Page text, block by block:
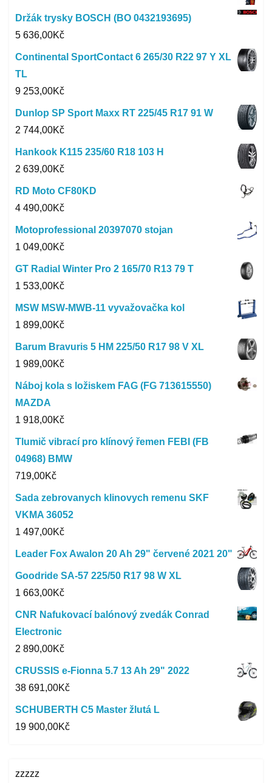
Držák trysky BOSCH (BO 0432193695)
5 636,00Kč
Continental SportContact 6 265/30 R22 97 Y XL
TL
9 253,00Kč
Dunlop SP Sport Maxx RT 225/45 R17 91 W
2 744,00Kč
Hankook K115 235/60 R18 103 H
2 639,00Kč
RD Moto CF80KD
4 490,00Kč
Motoprofessional 20397070 stojan
1 049,00Kč
GT Radial Winter Pro 2 165/70 R13 79 T
1 533,00Kč
MSW MSW-MWB-11 vyvažovačka kol
1 899,00Kč
Barum Bravuris 5 HM 225/50 R17 98 V XL
1 989,00Kč
Náboj kola s ložiskem FAG (FG 713615550)
MAZDA
1 918,00Kč
Tlumič vibrací pro klínový řemen FEBI (FB
04968) BMW
719,00Kč
Sada zebrovanych klinovych remenu SKF
VKMA 36052
1 497,00Kč
Leader Fox Awalon 20 Ah 29" červené 2021 20"
Goodride SA-57 225/50 R17 98 W XL
1 663,00Kč
CNR Nafukovací balónový zvedák Conrad
Electronic
2 890,00Kč
CRUSSIS e-Fionna 5.7 13 Ah 29" 2022
38 691,00Kč
SCHUBERTH C5 Master žlutá L
19 900,00Kč
zzzzz